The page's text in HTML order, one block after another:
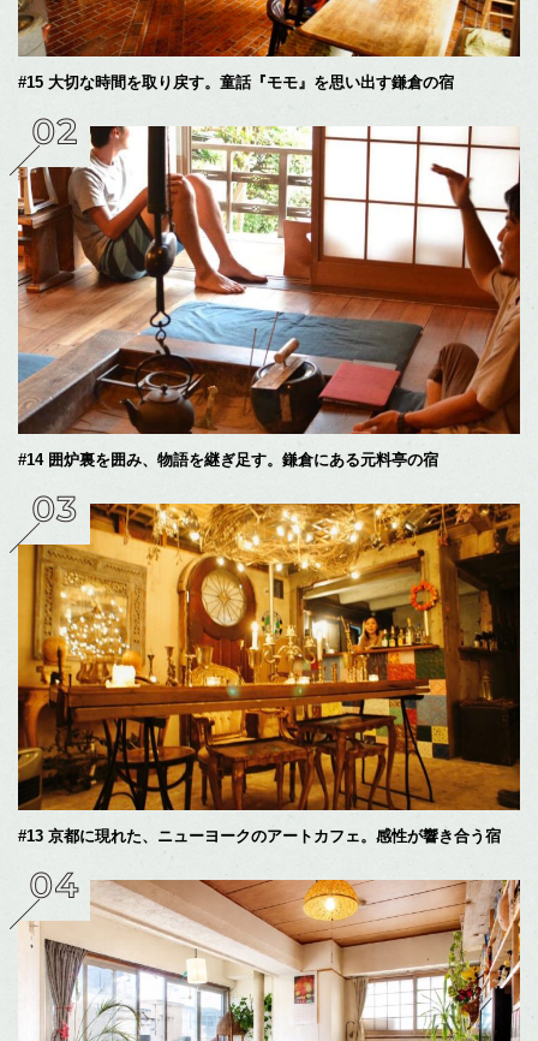
#15 大切な時間を取り戻す。童話『モモ』を思い出す鎌倉の宿
#14 囲炉裏を囲み、物語を継ぎ足す。鎌倉にある元料亭の宿
#13 京都に現れた、ニューヨークのアートカフェ。感性が響き合う宿